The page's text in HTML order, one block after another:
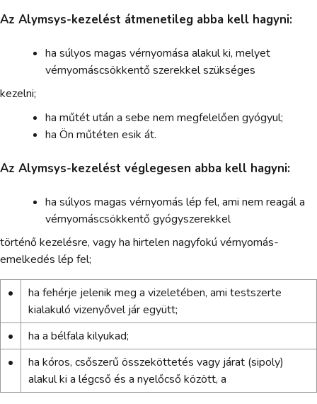
Az Alymsys-kezelést átmenetileg abba kell hagyni:
ha súlyos magas vérnyomása alakul ki, melyet
vérnyomáscsökkentő szerekkel szükséges
kezelni;
ha műtét után a sebe nem megfelelően gyógyul;
ha Ön műtéten esik át.
Az Alymsys-kezelést véglegesen abba kell hagyni:
ha súlyos magas vérnyomás lép fel, ami nem reagál a
vérnyomáscsökkentő gyógyszerekkel
történő kezelésre, vagy ha hirtelen nagyfokú vérnyomás-
emelkedés lép fel;
•
ha fehérje jelenik meg a vizeletében, ami testszerte
kialakuló vizenyővel jár együtt;
•
ha a bélfala kilyukad;
•
ha kóros, csőszerű összeköttetés vagy járat (sipoly)
alakul ki a légcső és a nyelőcső között, a